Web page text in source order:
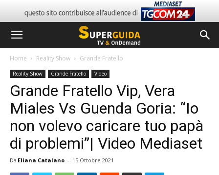
Home Reality Show Grande Fratello
Reality Show Grande Fratello Video
Grande Fratello Vip, Vera
Miales Vs Guenda Goria: “Io
non volevo caricare tuo papà
di problemi”| Video Mediaset
Da Eliana Catalano - 15 Ottobre 2021